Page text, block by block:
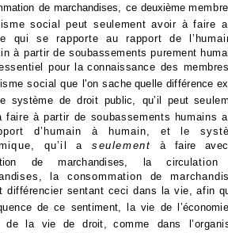
de marchandises, ce deuxième
social peut seulement avoir à faire
qui se rapporte au rapport de
à par­tir de soubassements purement
pour la connaissance des
social que l'on sache quelle différence
système de droit public, qu’il peut
faire à partir de soubassements humains
d’humain à humain, et le
qu’il
aseulement à faire
de marchandises, la circu­lation
la consommation de
différencier sentant ceci dans la vie, afin
de ce sentiment, la vie de
de la vie de droit,
comme dans